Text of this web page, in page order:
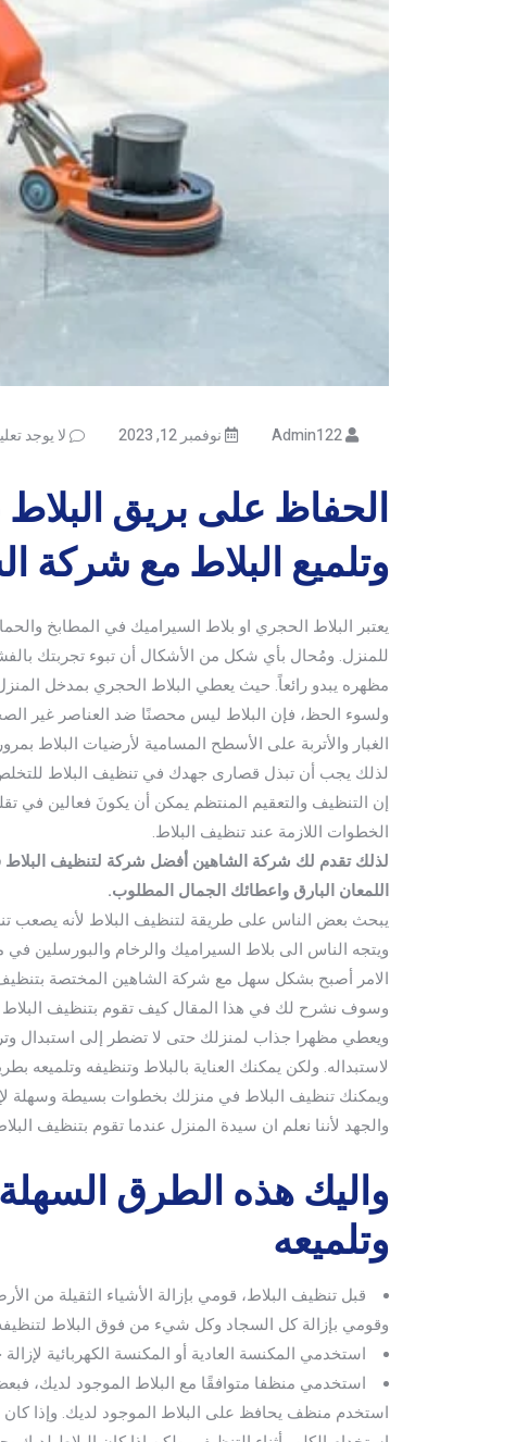
Admin122 نوفمبر 12, 2023 لا يوجد
الحفاظ على بريق
وتلميع البلاط مع شركة
يعتبر البلاط الحجري او بلاط السيراميك في المطابخ
للمنزل. ومُحال بأي شكل من الأشكال أن تبوء تجربتك
مظهره يبدو رائعاً. حيث يعطي البلاط الحجري بمدخل
ولسوء الحظ، فإن البلاط ليس محصنًا ضد العناصر غير
الغبار والأتربة على الأسطح المسامية لأرضيات البلاط
لذلك يجب أن تبذل قصارى جهدك في تنظيف البلاط
إن التنظيف والتعقيم المنتظم يمكن أن يكونَ فعالين في
الخطوات اللازمة عند تنظيف البلاط.
لذلك تقدم لك شركة الشاهين أفضل شركة لتنظيف
اللمعان البارق واعطائك الجمال المطلوب.
يبحث بعض الناس على طريقة لتنظيف البلاط لأنه يصعب
ويتجه الناس الى بلاط السيراميك والرخام والبورسلين
الامر أصبح بشكل سهل مع شركة الشاهين المختصة
وسوف نشرح لك في هذا المقال كيف تقوم بتنظيف البلاط
ويعطي مظهرا جذاب لمنزلك حتى لا تضطر إلى استبدال
لاستبداله. ولكن يمكنك العناية بالبلاط وتنظيفه وتلميعه
ويمكنك تنظيف البلاط في منزلك بخطوات بسيطة وسهلة
والجهد لأننا نعلم ان سيدة المنزل عندما تقوم بتنظيف
واليك هذه الطرق
وتلميعه
قبل تنظيف البلاط، قومي بإزالة الأشياء الثقيلة من
وقومي بإزالة كل السجاد وكل شيء من فوق البلاط
استخدمي المكنسة العادية أو المكنسة الكهربائية
استخدمي منظفا متوافقًا مع البلاط الموجود لديك،
استخدم منظف يحافظ على البلاط الموجود لديك. وإذا كان